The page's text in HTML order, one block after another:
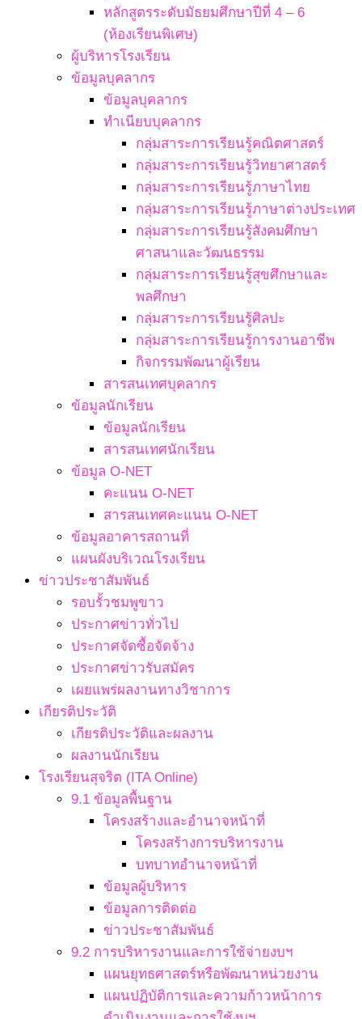
หลักสูตรระดับมัธยมศึกษาปีที่ 4 – 6
(ห้องเรียนพิเศษ)
ผู้บริหารโรงเรียน
ข้อมูลบุคลากร
ข้อมูลบุคลากร
ทำเนียบบุคลากร
กลุ่มสาระการเรียนรู้คณิตศาสตร์
กลุ่มสาระการเรียนรู้วิทยาศาสตร์
กลุ่มสาระการเรียนรู้ภาษาไทย
กลุ่มสาระการเรียนรู้ภาษาต่างประเทศ
กลุ่มสาระการเรียนรู้สังคมศึกษา
ศาสนาและวัฒนธรรม
กลุ่มสาระการเรียนรู้สุขศึกษาและ
พลศึกษา
กลุ่มสาระการเรียนรู้ศิลปะ
กลุ่มสาระการเรียนรู้การงานอาชีพ
กิจกรรมพัฒนาผู้เรียน
สารสนเทศบุคลากร
ข้อมูลนักเรียน
ข้อมูลนักเรียน
สารสนเทศนักเรียน
ข้อมูล O-NET
คะแนน O-NET
สารสนเทศคะแนน O-NET
ข้อมูลอาคารสถานที่
แผนผังบริเวณโรงเรียน
ข่าวประชาสัมพันธ์
รอบรั้วชมพูขาว
ประกาศข่าวทั่วไป
ประกาศจัดซื้อจัดจ้าง
ประกาศข่าวรับสมัคร
เผยแพร่ผลงานทางวิชาการ
เกียรติประวัติ
เกียรติประวัติและผลงาน
ผลงานนักเรียน
โรงเรียนสุจริต (ITA Online)
9.1 ข้อมูลพื้นฐาน
โครงสร้างและอำนาจหน้าที่
โครงสร้างการบริหารงาน
บทบาทอำนาจหน้าที่
ข้อมูลผู้บริหาร
ข้อมูลการติดต่อ
ข่าวประชาสัมพันธ์
9.2 การบริหารงานและการใช้จ่ายงบฯ
แผนยุทธศาสตร์หรือพัฒนาหน่วยงาน
แผนปฏิบัติการและความก้าวหน้าการ